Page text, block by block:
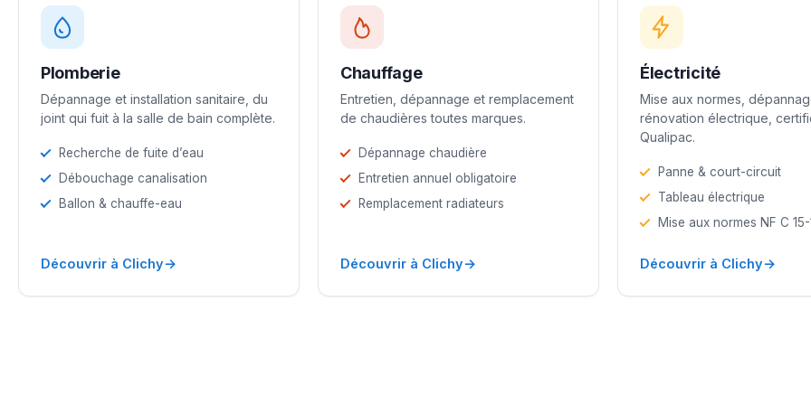
Plomberie
Dépannage et installation sanitaire, du
joint qui fuit à la salle de bain complète.
Recherche de fuite d’eau
Débouchage canalisation
Ballon & chauffe-eau
Découvrir à Clichy→
Chauffage
Entretien, dépannage et remplacement
de chaudières toutes marques.
Dépannage chaudière
Entretien annuel obligatoire
Remplacement radiateurs
Découvrir à Clichy→
Électricité
Mise aux normes,
rénovation électrique,
Qualipac.
Panne & court-circuit
Tableau électrique
Mise aux normes NF C
Découvrir à Clichy→